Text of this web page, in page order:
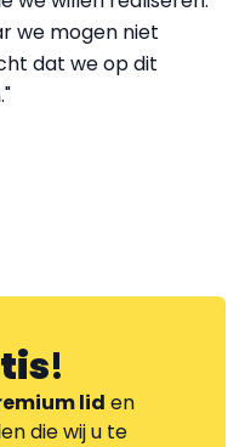
we mogen niet
dat we op dit
!
lid en
die wij u te